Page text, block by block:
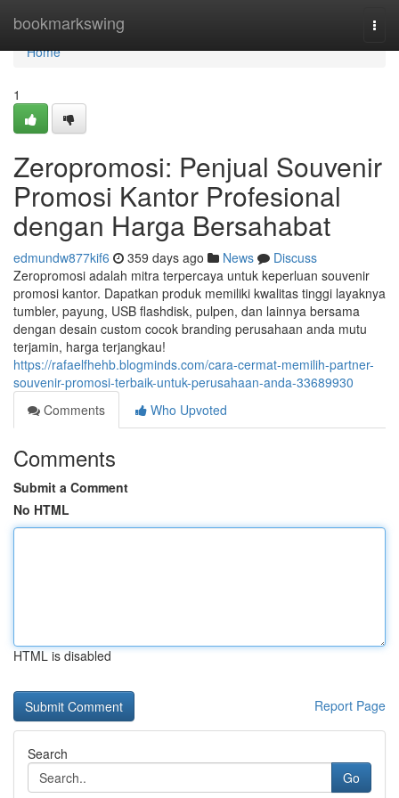
bookmarkswing
Home
Home
1
Zeropromosi: Penjual Souvenir
Promosi Kantor Profesional
dengan Harga Bersahabat
edmundw877kif6 359 days ago News
Discuss
Zeropromosi adalah mitra terpercaya untuk keperluan souvenir
promosi kantor. Dapatkan produk memiliki kwalitas tinggi layaknya
tumbler, payung, USB flashdisk, pulpen, dan lainnya bersama
dengan desain custom cocok branding perusahaan anda mutu
terjamin, harga terjangkau!
https://rafaelfhehb.blogminds.com/cara-cermat-memilih-partner-
souvenir-promosi-terbaik-untuk-perusahaan-anda-33689930
Comments
Who Upvoted
Comments
Submit a Comment
No HTML
HTML is disabled
Report Page
Search
Go